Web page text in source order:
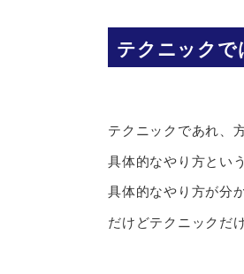
テクニックで
テクニックであれ、
具体的なやり方とい
具体的なやり方が分
だけどテクニックだ